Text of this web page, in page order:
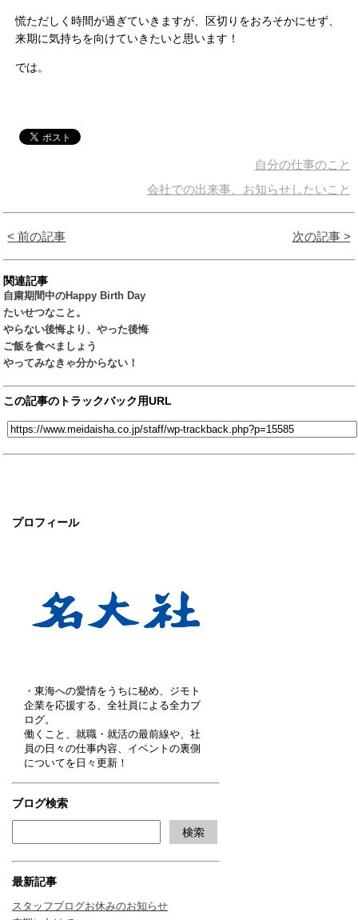
プロフィール
・東海への愛情をうちに秘め、ジモト
企業を応援する、全社員による全力ブ
ログ。
働くこと、就職・就活の最前線や、社
員の日々の仕事内容、イベントの裏側
についてを日々更新！
ブログ検索
最新記事
スタッフブログお休みのお知らせ
慌ただ​しく時間が過ぎていきますが、区切りをおろそかにせず、
来期に気持ちを向けていきたいと思います！
​では。​
自分の仕事のこと
会社での出来事、お知らせしたいこと
< 前の記事 次の記事 >
関連記事
自粛期間中のHappy Birth Day
たいせつなこと。
やらない後悔より、やった後悔
ご飯を食べましょう
やってみなきゃ分からない！
この記事のトラックバック用URL